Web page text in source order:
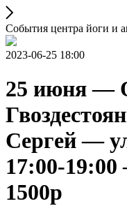
События центра йоги и
2023-06-25 18:00
25 июня —
Сергей —
17:00-
1500р